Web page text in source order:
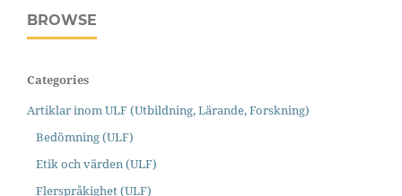
BROWSE
Categories
Artiklar inom ULF (Utbildning, Lärande, Forskning)
Bedömning (ULF)
Etik och värden (ULF)
Flerspråkighet (ULF)